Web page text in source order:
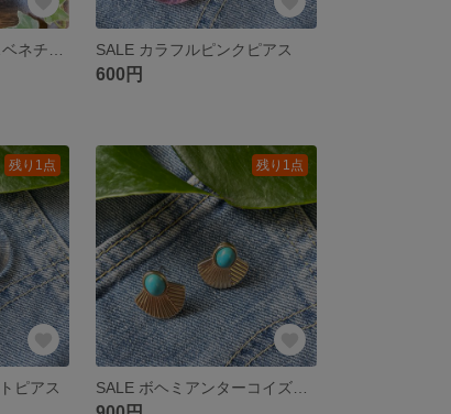
SALE カラフルピンクピアス
600円
残り1点
ピアス
残り1点